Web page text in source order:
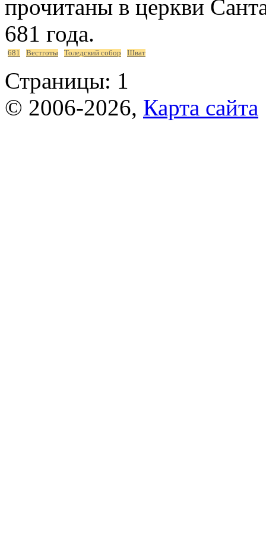
прочитаны в церкви
681 года.
681 Вестготы Толедский собор Шват
Страницы: 1
© 2006-2026, Карта сайта